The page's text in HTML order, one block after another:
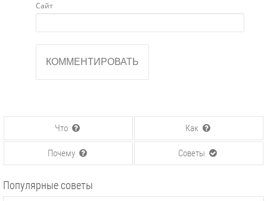
Сайт
Что Как
Почему Советы
Популярные советы